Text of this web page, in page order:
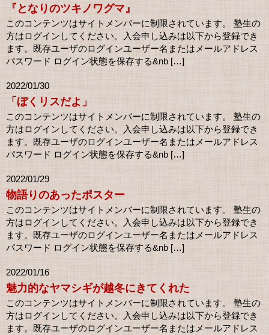
『となりのツキノワグマ』
このコンテンツはサイトメンバーに制限されています。 塾生の
方はログインしてください。入会申し込みは以下から登録でき
ます。既存ユーザのログインユーザー名またはメールアドレス
パスワード ログイン状態を保存する&nb […]
2022/01/30
「ぼくリスだよ」
このコンテンツはサイトメンバーに制限されています。 塾生の
方はログインしてください。入会申し込みは以下から登録でき
ます。既存ユーザのログインユーザー名またはメールアドレス
パスワード ログイン状態を保存する&nb […]
2022/01/29
物語りのあったポスター
このコンテンツはサイトメンバーに制限されています。 塾生の
方はログインしてください。入会申し込みは以下から登録でき
ます。既存ユーザのログインユーザー名またはメールアドレス
パスワード ログイン状態を保存する&nb […]
2022/01/16
魅力的なヤマシギが越冬にきてくれた
このコンテンツはサイトメンバーに制限されています。 塾生の
方はログインしてください。入会申し込みは以下から登録でき
ます。既存ユーザのログインユーザー名またはメールアドレス